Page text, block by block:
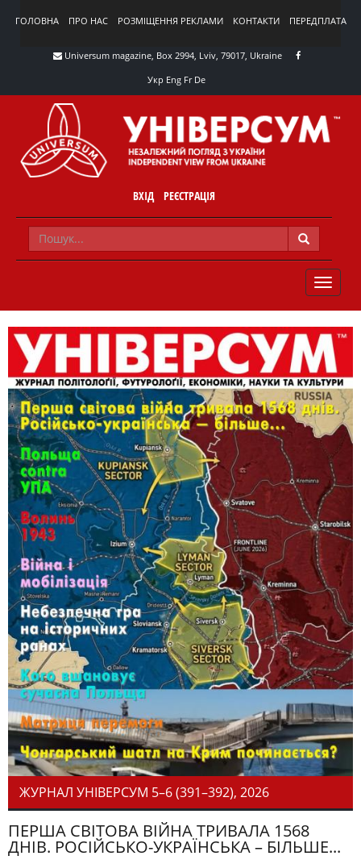
ГОЛОВНА ПРО НАС РОЗМІЩЕННЯ РЕКЛАМИ КОНТАКТИ ПЕРЕДПЛАТА
Universum magazine, Box 2994, Lviv, 79017, Ukraine
Укр Eng Fr De
ВХІД РЕЄСТРАЦІЯ
TOGGLE
ЖУРНАЛ УНІВЕРСУМ 5–6 (391–392), 2026
ПЕРША СВІТОВА ВІЙНА ТРИВАЛА 1568
ДНІВ. РОСІЙСЬКО-УКРАЇНСЬКА – БІЛЬШЕ...